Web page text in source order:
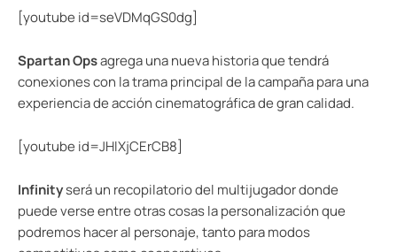
[youtube id=seVDMqGS0dg]
Spartan Opsagrega una nueva historia que tendrá
conexiones con la trama principal de la campaña para una
experiencia de acción cinematográfica de gran calidad.
[youtube id=JHlXjCErCB8]
Infinityserá un recopilatorio del multijugador donde
puede verse entre otras cosas la personalización que
podremos hacer al personaje, tanto para modos